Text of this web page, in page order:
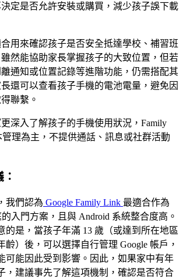
定是否允許安裝或購買，減少孩子誤下載
用來確認孩子是否安全抵達學校、補習班
然能協助家長掌握孩子的大致位置，但若
通知或位置記錄等進階功能，仍需搭配其
還可以查看孩子手機的電池電量，避免因
聯繫。
深入了解孩子的手機使用狀況，Family
理為主，不提供通話、訊息或社群活動
我們認為 Google Family Link 最適合作為
入門方案，且與 Android 系統整合度高。
的是，當孩子年滿 13 歲（或達到所在地區
齡）後，可以選擇自行管理 Google 帳戶，
可能因此受到影響。因此，如果家中有年
，建議事先了解這項機制，確認是否符合